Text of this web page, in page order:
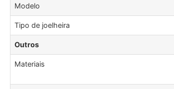
Modelo
Tipo de joelheira
Outros
Materiais